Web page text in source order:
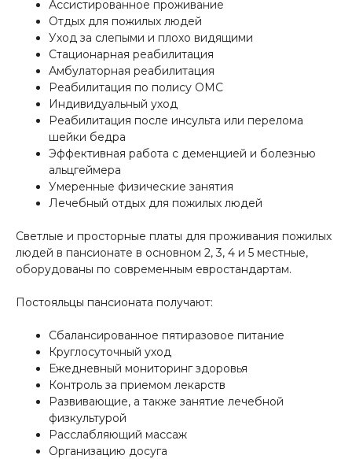
Ассистированное проживание
Отдых для пожилых людей
Уход за слепыми и плохо видящими
Стационарная реабилитация
Амбулаторная реабилитация
Реабилитация по полису ОМС
Индивидуальный уход
Реабилитация после инсульта или перелома
шейки бедра
Эффективная работа с деменцией и болезнью
альцгеймера
Умеренные физические занятия
Лечебный отдых для пожилых людей
Светлые и просторные платы для проживания пожилых
людей в пансионате в основном 2, 3, 4 и 5 местные,
оборудованы по современным евростандартам.
Постояльцы пансионата получают:
Сбалансированное пятиразовое питание
Круглосуточный уход
Ежедневный мониторинг здоровья
Контроль за приемом лекарств
Развивающие, а также занятие лечебной
физкультурой
Расслабляющий массаж
Организацию досуга